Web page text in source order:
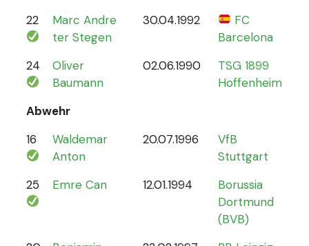
22
Marc Andre
ter Stegen
30.04.1992
FC
Barcelona
24
Oliver
Baumann
02.06.1990
TSG 1899
Hoffenheim
Abwehr
16
Waldemar
Anton
20.07.1996
VfB
Stuttgart
25 Emre Can 12.01.1994
Borussia
Dortmund
(BVB)